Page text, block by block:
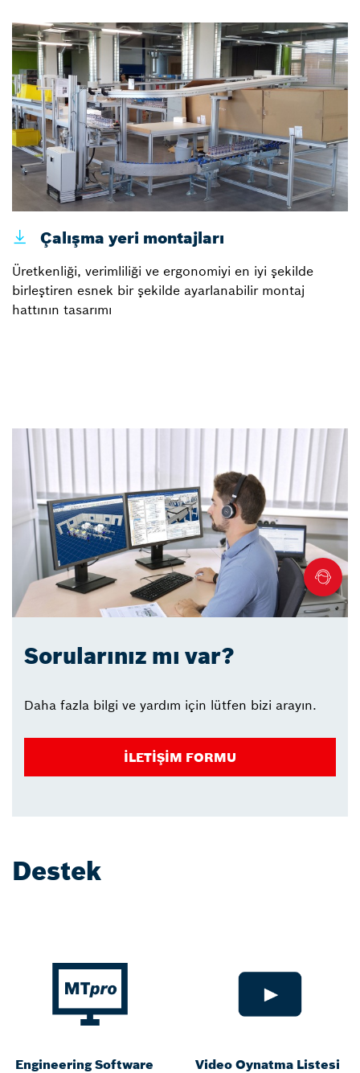
Çalışma yeri montajları
Üretkenliği, verimliliği ve ergonomiyi en iyi şekilde
birleştiren esnek bir şekilde ayarlanabilir montaj
hattının tasarımı
Sorularınız mı var?
Daha fazla bilgi ve yardım için lütfen bizi arayın.
İLETİŞİM FORMU
Destek
Engineering Software Video Oynatma Listesi